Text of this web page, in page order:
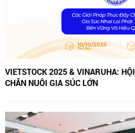
VIETSTOCK 2025 & VINARUHA:
CHĂN NUÔI GIA SÚC LỚN